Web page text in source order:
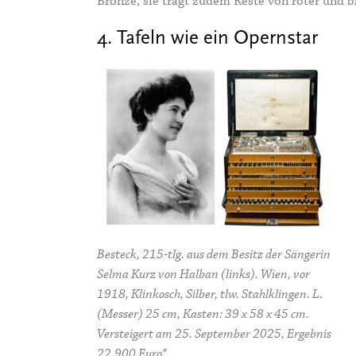
4. Tafeln wie ein Opernstar
Besteck, 215-tlg. aus dem Besitz der Sängerin
Selma Kurz von Halban (links). Wien, vor
1918, Klinkosch, Silber, tlw. Stahlklingen. L.
(Messer) 25 cm, Kasten: 39 x 58 x 45 cm.
Versteigert am 25. September 2025, Ergebnis